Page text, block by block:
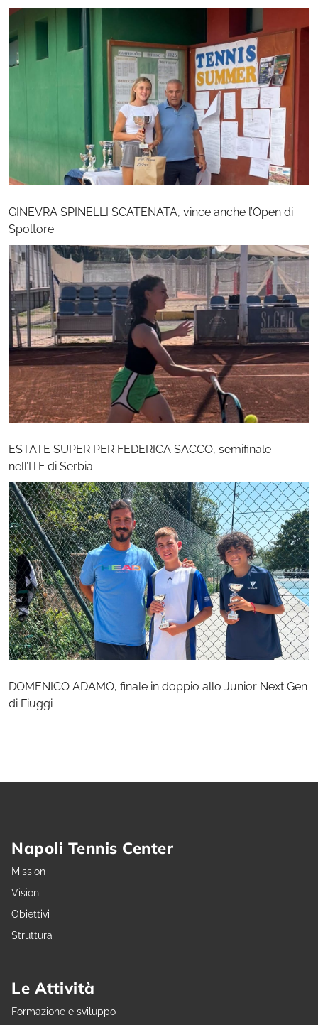
GINEVRA SPINELLI SCATENATA, vince anche l’Open di
Spoltore
ESTATE SUPER PER FEDERICA SACCO, semifinale
nell’ITF di Serbia.
DOMENICO ADAMO, finale in doppio allo Junior Next Gen
di Fiuggi
Napoli Tennis Center
Mission
Vision
Obiettivi
Struttura
Le Attività
Formazione e sviluppo